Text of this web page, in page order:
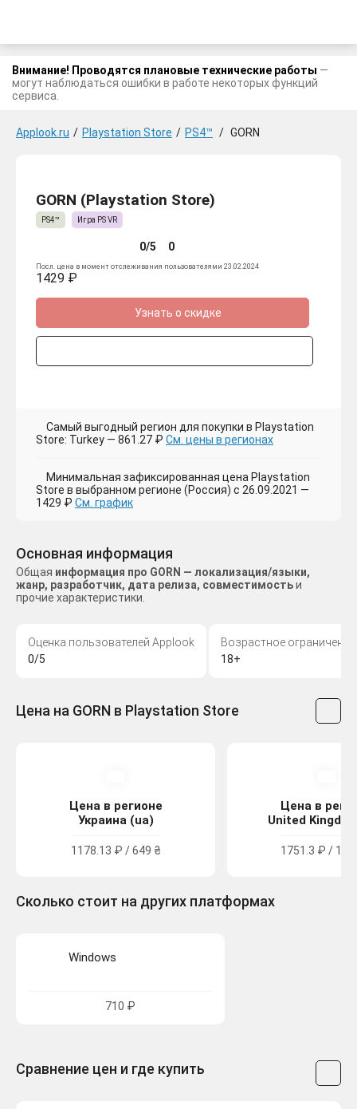
Внимание! Проводятся плановые технические работы —
могут наблюдаться ошибки в работе некоторых функций
сервиса.
Applook.ru / Playstation Store / PS4™ / GORN
GORN (Playstation Store)
PS4™ Игра PS VR
0/5 0
Посл. цена в момент отслеживания пользователями 23.02.2024
1429 ₽
Узнать о скидке
Самый выгодный регион для покупки в Playstation
Store: Turkey — 861.27 ₽ См. цены в регионах
Минимальная зафиксированная цена Playstation
Store в выбранном регионе (Россия) с 26.09.2021 —
1429 ₽ См. график
Основная информация
Общая информация про GORN — локализация/языки,
жанр, разработчик, дата релиза, совместимостьи
прочие характеристики.
Оценка пользователей Applook
0/5
Возрастное ограничение
18+
Цена на GORN в Playstation Store
Цена в регионе
Украина (ua)
1178.13 ₽ / 649 ₴
Цена в
United
1751.3 ₽ /
Сколько стоит на других платформах
Windows
710 ₽
Сравнение цен и где купить